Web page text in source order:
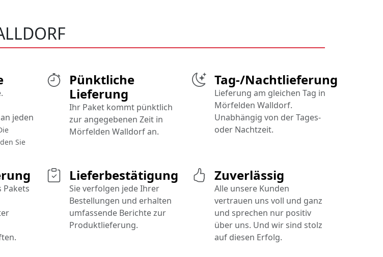
Pünktliche
Lieferung
Ihr Paket kommt pünktlich
zur angegebenen Zeit in
Mörfelden Walldorf an.
Pakets
Tag-/Nachtlieferung
Lieferung am gleichen Tag in
Mörfelden Walldorf.
Unabhängig von der Tages-
oder Nachtzeit.
jeden
Sie
Lieferbestätigung
Sie verfolgen jede Ihrer
Bestellungen und erhalten
umfassende Berichte zur
Produktlieferung.
Zuverlässig
Alle unsere Kunden
vertrauen uns voll und ganz
und sprechen nur positiv
über uns. Und wir sind stolz
auf diesen Erfolg.